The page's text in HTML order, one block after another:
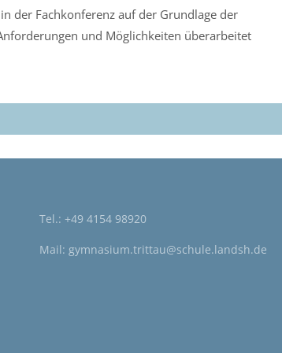
der Fachkonferenz auf der Grundlage der
und Möglichkeiten überarbeitet
Tel.: +49 4154 98920
Mail: gymnasium.trittau@schule.landsh.de